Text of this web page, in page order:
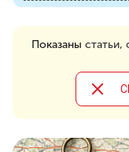
Показаны статьи,